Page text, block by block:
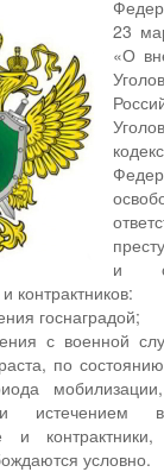
23
«О
и
контрактников:
госнаградой;
с военной
по
истечением
и
условно.